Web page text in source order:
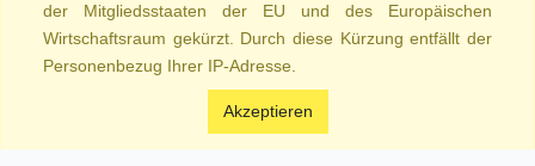
der Mitgliedsstaaten der EU und des Europäischen
Wirtschaftsraum gekürzt. Durch diese Kürzung entfällt der
Personenbezug Ihrer IP-Adresse.
Akzeptieren